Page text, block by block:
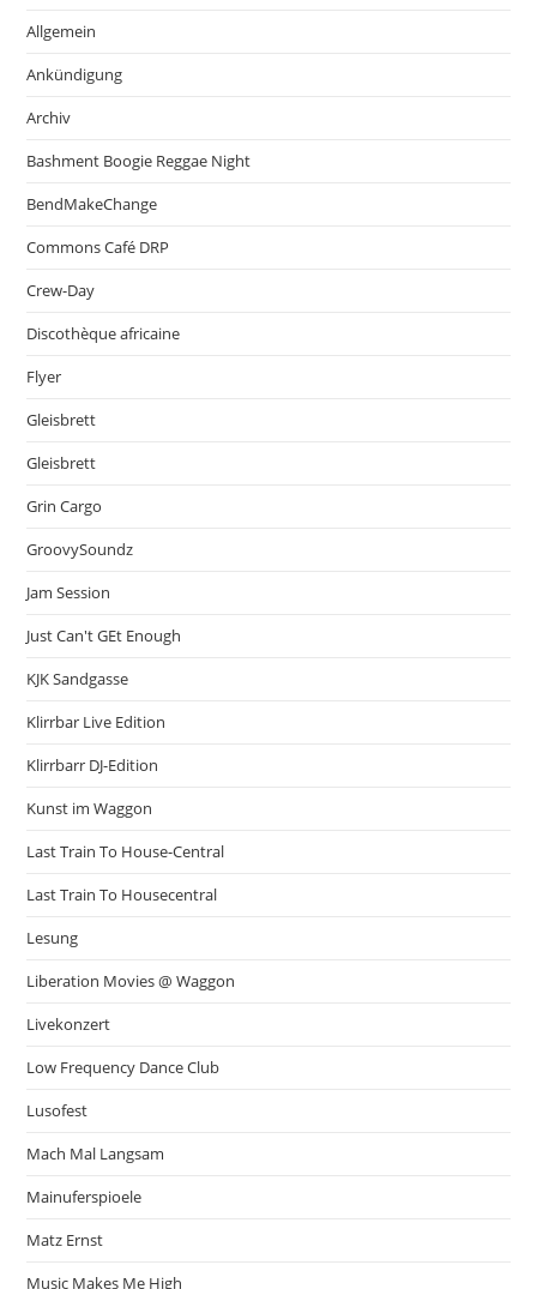
Allgemein
Ankündigung
Archiv
Bashment Boogie Reggae Night
BendMakeChange
Commons Café DRP
Crew-Day
Discothèque africaine
Flyer
Gleisbrett
Gleisbrett
Grin Cargo
GroovySoundz
Jam Session
Just Can't GEt Enough
KJK Sandgasse
Klirrbar Live Edition
Klirrbarr DJ-Edition
Kunst im Waggon
Last Train To House-Central
Last Train To Housecentral
Lesung
Liberation Movies @ Waggon
Livekonzert
Low Frequency Dance Club
Lusofest
Mach Mal Langsam
Mainuferspioele
Matz Ernst
Music Makes Me High